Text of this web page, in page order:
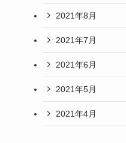
2021年8月
2021年7月
2021年6月
2021年5月
2021年4月